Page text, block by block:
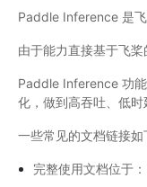
Paddle Inference 是
由于能力直接基于飞
Paddle Inference 功
化，做到高吞吐、低
一些常见的文档链接如
完整使用文档位于：